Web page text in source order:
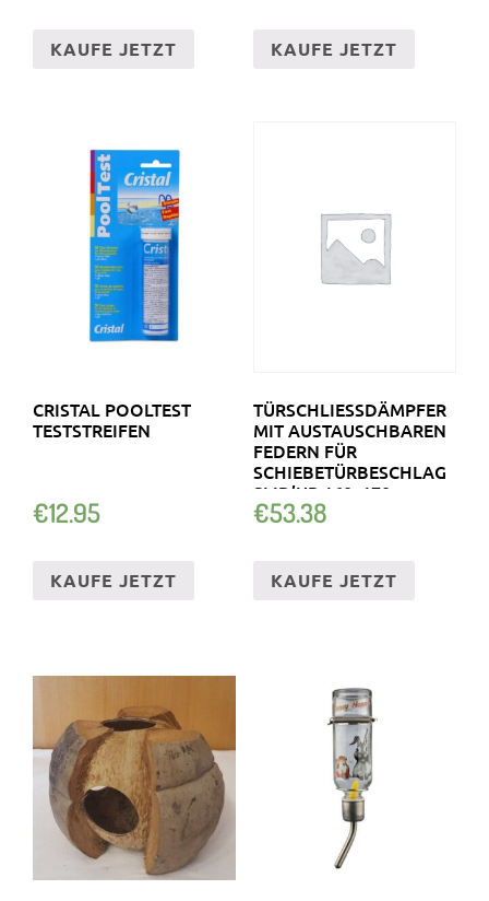
KAUFE JETZT KAUFE JETZT
CRISTAL POOLTEST
TESTSTREIFEN
€12.95
KAUFE JETZT
TÜRSCHLIESSDÄMPFER M
IT AUSTAUSCHBAREN F
EDERN FÜR S
CHIEBETÜRBESCHLAG S
LID’UP 160, 170,
€53.38
KAUFE JETZT